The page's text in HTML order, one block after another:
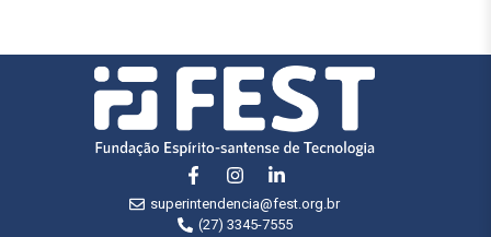
superintendencia@fest.org.br
(27) 3345-7555